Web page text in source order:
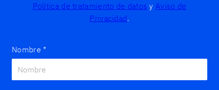
Política de tratamiento de datos y Aviso de
Privacidad.
Nombre *